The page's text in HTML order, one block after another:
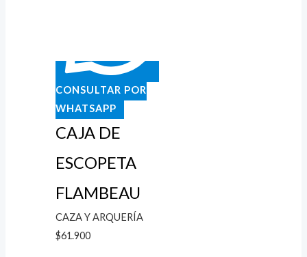
CONSULTAR POR
WHATSAPP
CAJA DE
ESCOPETA
FLAMBEAU
CAZA Y ARQUERÍA
$61.900